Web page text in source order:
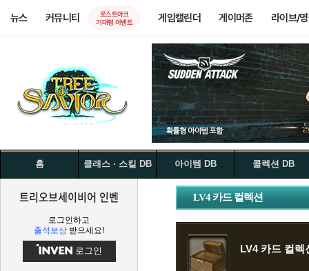
뉴스 커뮤니티
로스트아크
기대평 이벤트
게임캘린더 게이머존 라이브/
홈 클래스 · 스킬 DB 아이템 DB 콜렉션 DB
트리오브세이비어 인벤
로그인하고
출석보상 받으세요!
로그인
LV4 카드 컬렉션
LV4 카드 컬렉